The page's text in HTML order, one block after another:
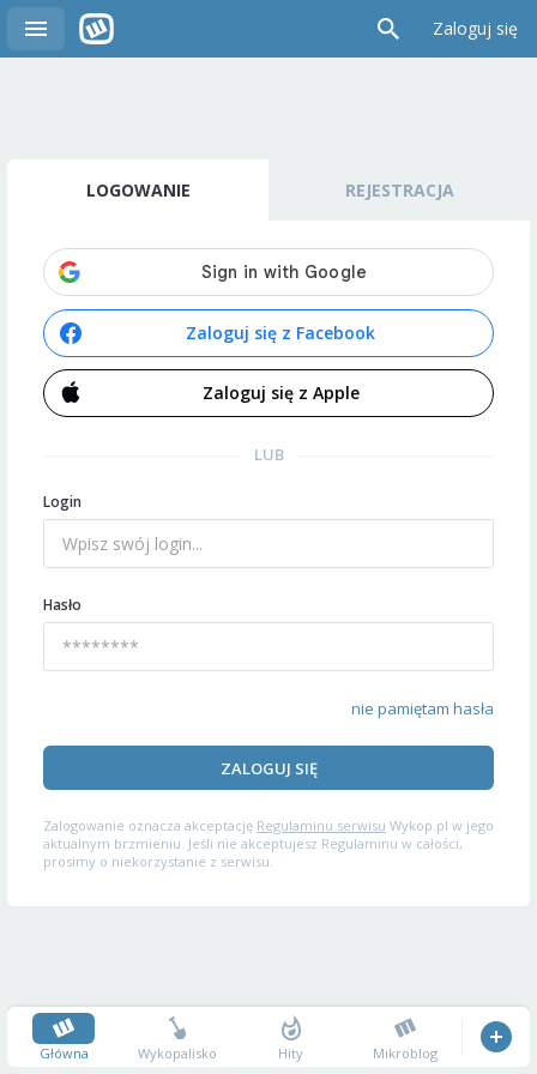
Zaloguj się
LOGOWANIE REJESTRACJA
Zaloguj się z Facebook
Zaloguj się z Apple
LUB
Login
Hasło
nie pamiętam hasła
ZALOGUJ SIĘ
Zalogowanie oznacza akceptację Regulaminu serwisu Wykop.pl w jego
aktualnym brzmieniu. Jeśli nie akceptujesz Regulaminu w całości,
prosimy o niekorzystanie z serwisu.
Główna Wykopalisko Hity Mikroblog